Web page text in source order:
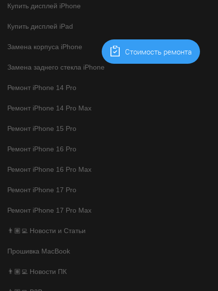
Купить дисплей iPhone
Купить дисплей iPad
Замена корпуса iPhone
Замена заднего стекла iPhone
Ремонт iPhone 14 Pro
Ремонт iPhone 14 Pro Max
Ремонт iPhone 15 Pro
Ремонт iPhone 16 Pro
Ремонт iPhone 16 Pro Max
Ремонт iPhone 17 Pro
Ремонт iPhone 17 Pro Max
👨🏽‍💻 Новости и Статьи
Прошивка MacBook
👨🏽‍💻 Новости ПК
Cтоимость ремонта